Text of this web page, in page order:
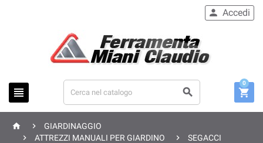
 
 Accedi

0
 
GIARDINAGGIO

ATTREZZI MANUALI PER GIARDINO 
SEGACCI